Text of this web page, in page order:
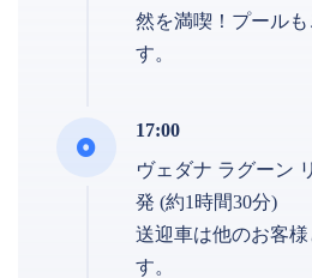
然を満喫！プール
す。
17:00
ヴェダナ ラグーン
発 (約1時間30分)
送迎車は他のお客
す。